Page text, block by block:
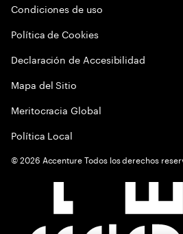
Condiciones de uso
Política de Cookies
Declaración de Accesibilidad
Mapa del Sitio
Meritocracia Global
Política Local
©2026 Accenture Todos los derechos